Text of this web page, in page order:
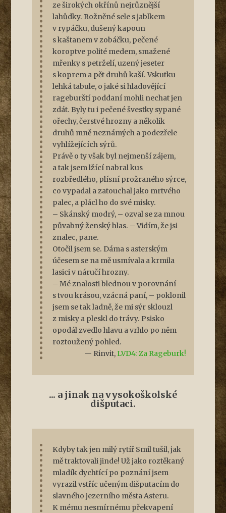
ze širokých okřínů nejrůznější
lahůdky. Rožněné sele s jablkem
v rypáčku, dušený kapoun
s kaštanem v zobáčku, pečené
koroptve polité medem, smažené
mřenky s petrželí, uzený jeseter
s koprem a pět druhů kaší. Vskutku
lehká tabule, o jaké si hladovějící
rageburští poddaní mohli nechat jen
zdát. Byly tu i pečené švestky sypané
ořechy, čerstvé hrozny a několik
druhů mně neznámých a podezřele
vyhlížejících sýrů.
Právě o ty však byl nejmenší zájem,
a tak jsem lžící nabral kus
rozbředlého, plísní prožraného sýrce,
co vypadal a zatouchal jako mrtvého
palec, a plácl ho do své misky.
– Skánský modrý, – ozval se za mnou
půvabný ženský hlas. – Vidím, že jsi
znalec, pane.
Otočil jsem se. Dáma s asterským
účesem se na mě usmívala a krmila
lasici v náručí hrozny.
– Mé znalosti blednou v porovnání
s tvou krásou, vzácná paní, – poklonil
jsem se tak ladně, že mi sýr sklouzl
z misky a pleskl do trávy. Psisko
opodál zvedlo hlavu a vrhlo po něm
roztoužený pohled.
— Rinvit, LVD4: Za Rageburk!
... a jinak na vysokoškolské
dišputaci.
Kdyby tak jen milý rytíř Smil tušil, jak
mě traktovali jinde! Už jako roztěkaný
mladík dychtící po poznání jsem
vyrazil vstříc učeným dišputacím do
slavného jezerního města Asteru.
K mému nesmírnému překvapení